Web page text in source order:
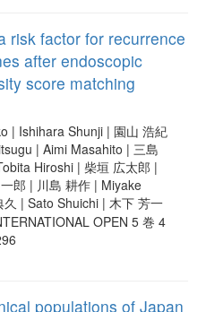
risk factor for recurrence
after endoscopic
score matching
| Ishihara Shunji | 園山 浩紀
| Aimi Masahito | 三島
Hiroshi | 柴垣 広太郎 |
郎 | 川島 耕作 | Miyake
| Sato Shuichi | 木下 芳一
OPEN 5 巻 4
populations of Japan